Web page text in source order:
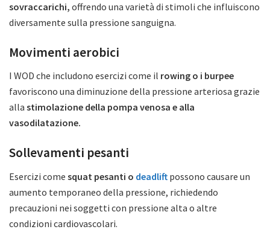
sovraccarichi, offrendo una varietà di stimoli che influiscono
diversamente sulla pressione sanguigna.
Movimenti aerobici
I WOD che includono esercizi come il rowing o i burpee
favoriscono una diminuzione della pressione arteriosa grazie
alla stimolazione della pompa venosa e alla
vasodilatazione.
Sollevamenti pesanti
Esercizi come squat pesanti o deadlift possono causare un
aumento temporaneo della pressione, richiedendo
precauzioni nei soggetti con pressione alta o altre
condizioni cardiovascolari.